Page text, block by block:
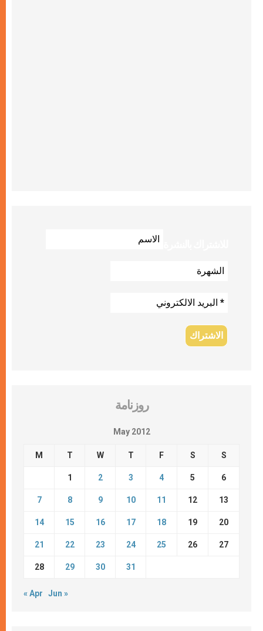
روزنامة
May 2012
M T W T F S S
1 2 3 4 5 6
7 8 9 10 11 12 13
14 15 16 17 18 19 20
21 22 23 24 25 26 27
28 29 30 31
« Apr Jun »